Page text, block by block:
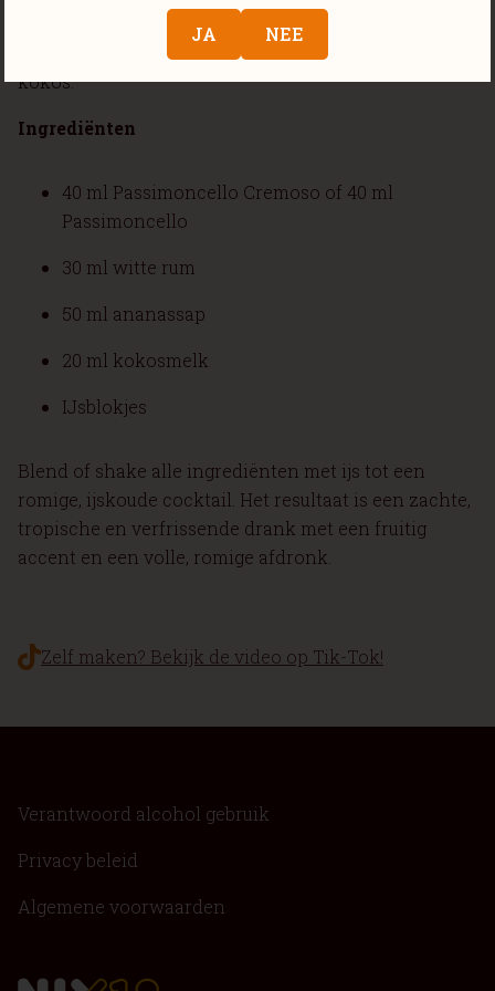
passievruchtsmaak die prachtig samengaat met het
zoete karakter van ananas en de romigheid van
kokos.
Ingrediënten
40 ml Passimoncello Cremoso of 40 ml
Passimoncello
30 ml witte rum
50 ml ananassap
20 ml kokosmelk
IJsblokjes
Blend of shake alle ingrediënten met ijs tot een
romige, ijskoude cocktail. Het resultaat is een zachte,
tropische en verfrissende drank met een fruitig
accent en een volle, romige afdronk.
Zelf maken? Bekijk de video op Tik-Tok!
Verantwoord alcohol gebruik
Privacy beleid
Algemene voorwaarden
JA NEE